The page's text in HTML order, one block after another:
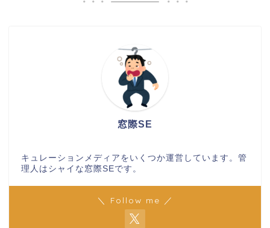
窓際SE
キュレーションメディアをいくつか運営しています。管
理人はシャイな窓際SEです。
＼ Follow me ／